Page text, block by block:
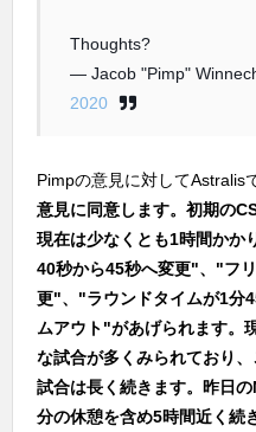
Thoughts?
— Jacob "Pimp"
2020
Pimpの意見に対してAstralis
意見に同意します。初期の
現在は少なくとも1時間かか
40秒から45秒へ変更"、"フ
更"、"ラウンドタイムが1分
ムアウト"があげられます。
な試合が多くみられており、
試合は長く続きます。昨日
分の休憩を含め5時間近く続